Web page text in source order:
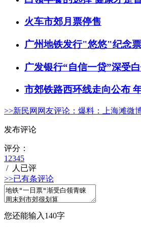
火车市郊月票停售
广州地铁发行"悠悠"纪念票
广发银行“自信一贷”深受
市郊铁路西环线走向公布
>>新民网网友评论： 爆料：上海滩微
发布评论
评分：
1 2345
/
人已评
>>已有条评论
您还能输入 140字